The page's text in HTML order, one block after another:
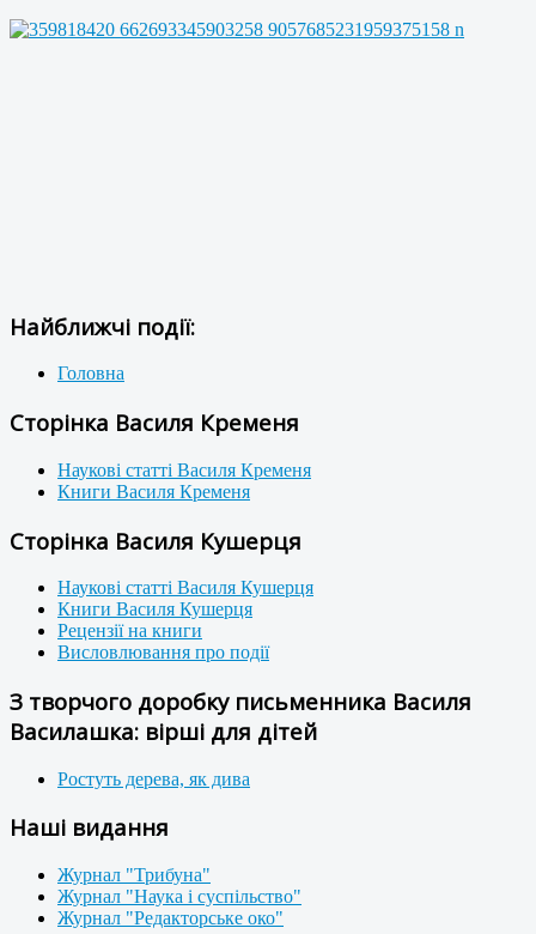
Найближчі події:
Головна
Сторінка Василя Кременя
Наукові статті Василя Кременя
Книги Василя Кременя
Сторінка Василя Кушерця
Наукові статті Василя Кушерця
Книги Василя Кушерця
Рецензії на книги
Висловлювання про події
З творчого доробку письменника Василя
Василашка: вірші для дітей
Ростуть дерева, як дива
Наші видання
Журнал "Трибуна"
Журнал "Наука і суспільство"
Журнал "Редакторське око"